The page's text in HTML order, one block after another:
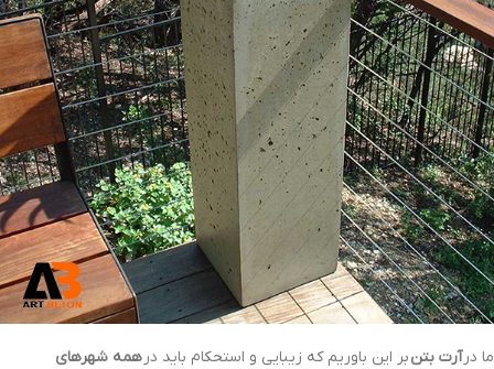
ما درآرت بتنبر این باوریم که زیبایی و استحکام باید درهمه شهرهای